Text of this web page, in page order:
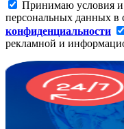
Принимаю условия и
персональных данных в
конфиденциальности
рекламной и